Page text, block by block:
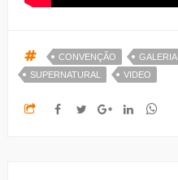
CONVENÇÃO GALERIA
SUPERNATURAL
VIDEO